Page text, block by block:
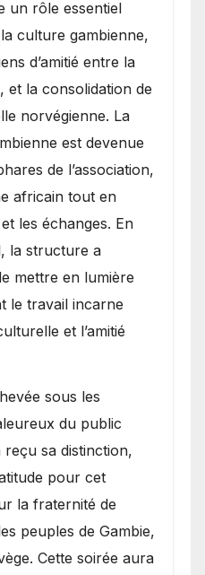
un rôle essentiel
culture gambienne,
d’amitié entre la
et la consolidation de
norvégienne. La
est devenue
de l’association,
africain tout en
les échanges. En
la structure a
mettre en lumière
le travail incarne
et l’amitié
sous les
du public
sa distinction,
pour cet
la fraternité de
peuples de Gambie,
Cette soirée aura